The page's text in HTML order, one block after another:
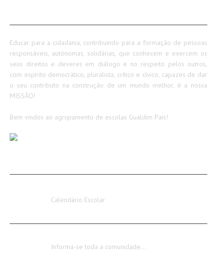
Educar para a cidadania, contribuindo para a formação de pessoas
responsáveis, autónomas, solidárias, que conhecem e exercem os
seus direitos e deveres em diálogo e no respeito pelos outros,
com espírito democrático, pluralista, crítico e cívico, capazes de dar
o seu contributo na construção de um mundo melhor, é a nossa
MISSÃO!
Bem vindos ao agrupamento de escolas Gualdim Pais!
Calendário Escolar
Informa-se toda a comunidade…